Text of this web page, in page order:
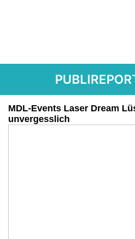
MDL-Events Laser Dream
unvergesslich